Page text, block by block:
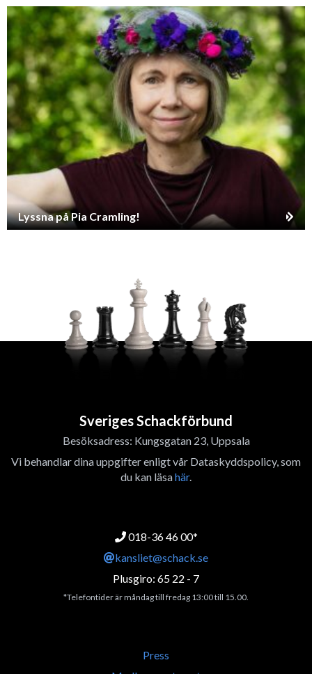
Lyssna på Pia Cramling!
Sveriges Schackförbund
Besöksadress: Kungsgatan 23, Uppsala
Vi behandlar dina uppgifter enligt vår Dataskyddspolicy, som
du kan läsahär.
018-36 46 00*
kansliet@schack.se
Plusgiro: 65 22 - 7
*Telefontider är måndag till fredag 13:00 till 15.00.
Press